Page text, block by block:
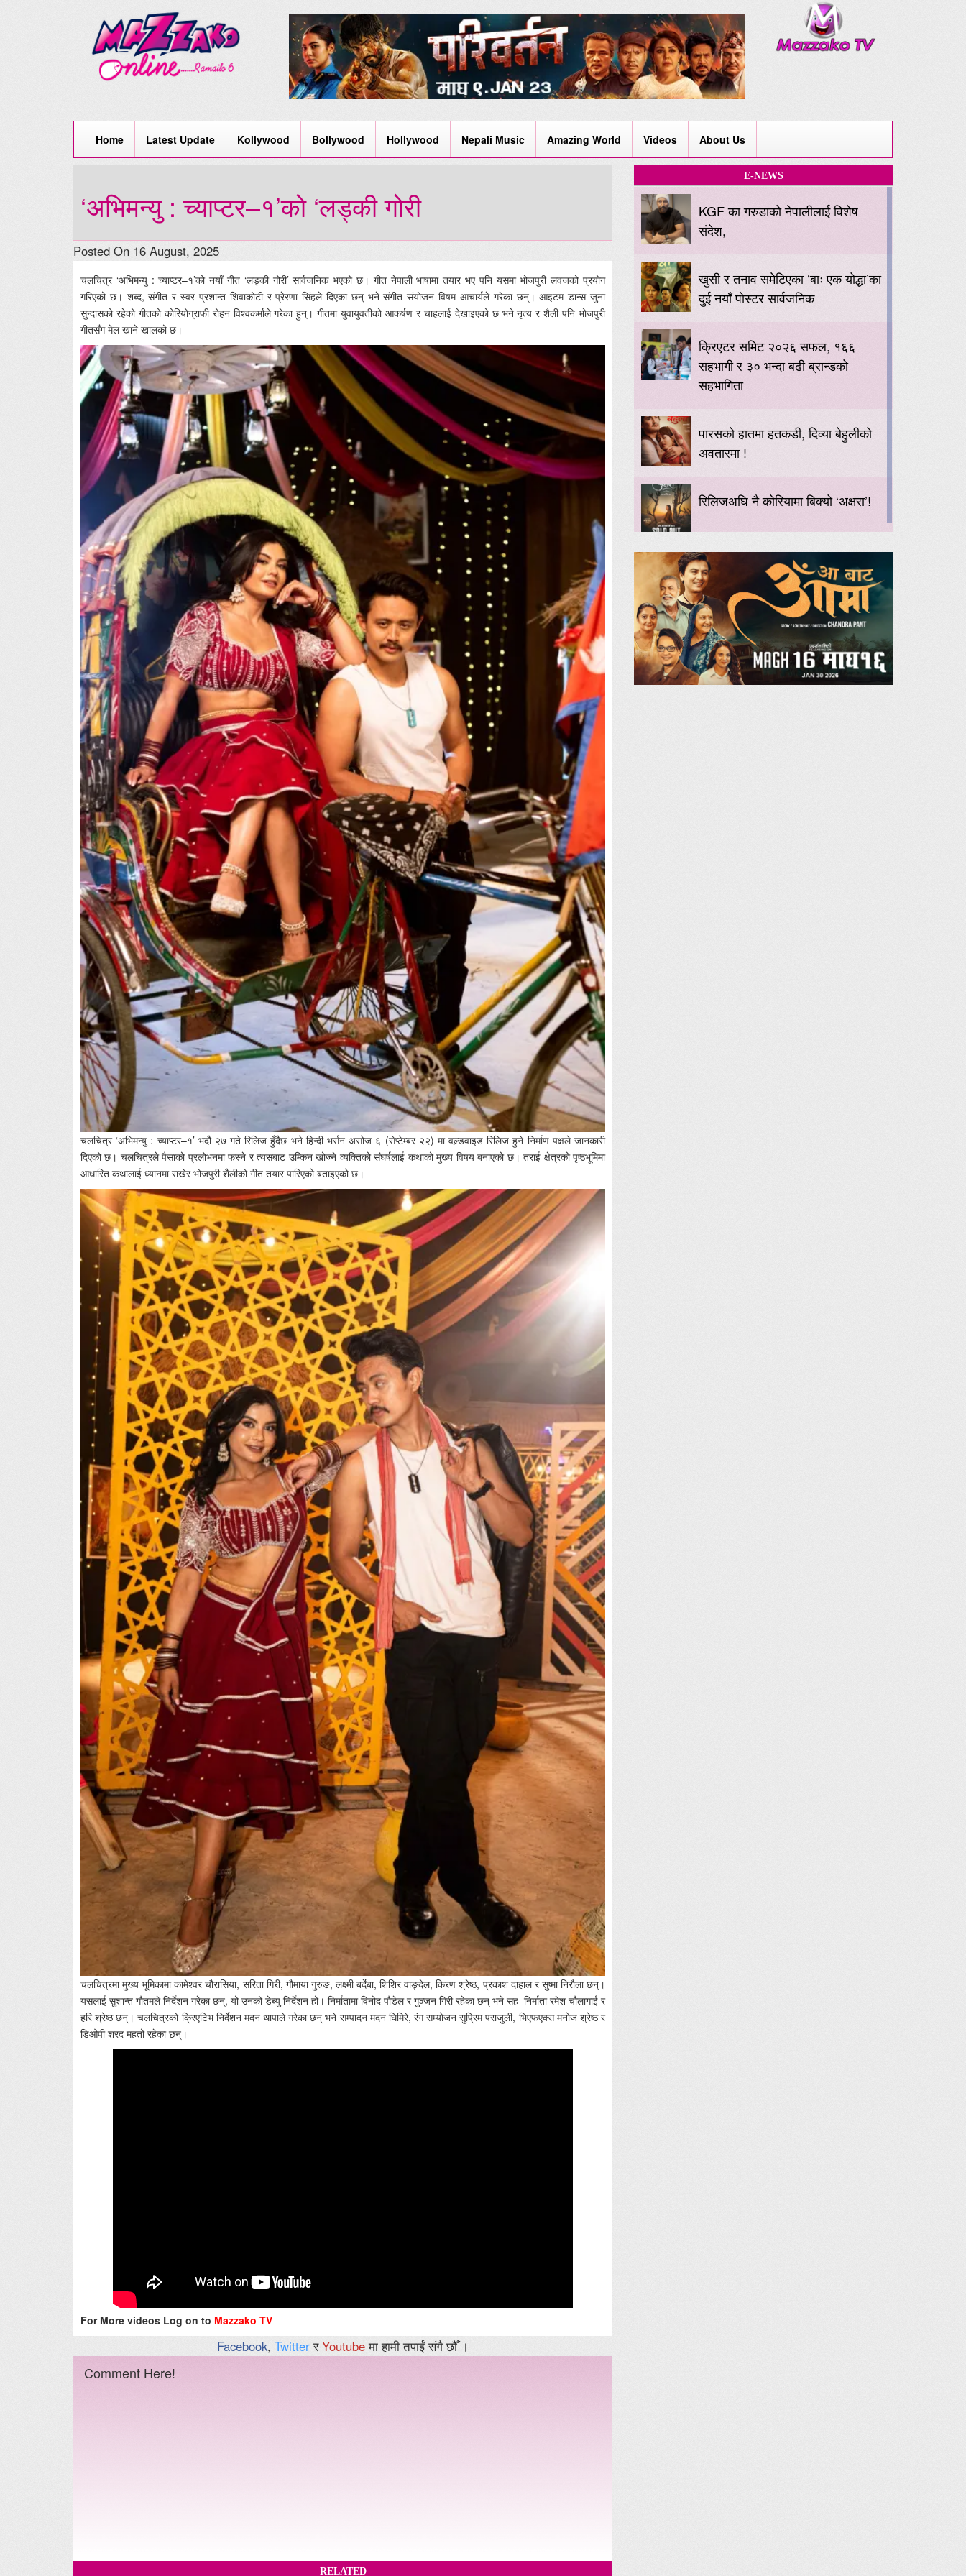
Home Latest Update Kollywood Bollywood Hollywood Nepali Music Amazing World Videos About Us
‘अभिमन्यु : च्याप्टर–१’को ‘लड्की गोरी
Posted On 16 August, 2025
चलचित्र ‘अभिमन्यु : च्याप्टर–१’को नयाँ गीत ‘लड्की गोरी’ सार्वजनिक भएको छ। गीत नेपाली भाषामा तयार भए पनि यसमा भोजपुरी लवजको प्रयोग
गरिएको छ। शब्द, संगीत र स्वर प्रशान्त शिवाकोटी र प्रेरणा सिंहले दिएका छन् भने संगीत संयोजन विषम आचार्यले गरेका छन्। आइटम डान्स जुना
सुन्दासको रहेको गीतको कोरियोग्राफी रोहन विश्वकर्माले गरेका हुन्। गीतमा युवायुवतीको आकर्षण र चाहलाई देखाइएको छ भने नृत्य र शैली पनि भोजपुरी
गीतसँग मेल खाने खालको छ।
चलचित्र ‘अभिमन्यु : च्याप्टर–१’ भदौ २७ गते रिलिज हुँदैछ भने हिन्दी भर्सन असोज ६ (सेप्टेम्बर २२) मा वल्र्डवाइड रिलिज हुने निर्माण पक्षले जानकारी
दिएको छ। चलचित्रले पैसाको प्रलोभनमा फस्ने र त्यसबाट उम्किन खोज्ने व्यक्तिको संघर्षलाई कथाको मुख्य विषय बनाएको छ। तराई क्षेत्रको पृष्ठभूमिमा
आधारित कथालाई ध्यानमा राखेर भोजपुरी शैलीको गीत तयार पारिएको बताइएको छ।
चलचित्रमा मुख्य भूमिकामा कामेश्वर चौरासिया, सरिता गिरी, गौमाया गुरुङ, लक्ष्मी बर्देबा, शिशिर वाङ्देल, किरण श्रेष्ठ, प्रकाश दाहाल र सुष्मा निरौला छन्।
यसलाई सुशान्त गौतमले निर्देशन गरेका छन्, यो उनको डेब्यु निर्देशन हो। निर्मातामा विनोद पौडेल र गुञ्जन गिरी रहेका छन् भने सह–निर्माता रमेश चौलागाई र
हरि श्रेष्ठ छन्। चलचित्रको क्रिएटिभ निर्देशन मदन थापाले गरेका छन् भने सम्पादन मदन घिमिरे, रंग सम्योजन सुप्रिम पराजुली, भिएफएक्स मनोज श्रेष्ठ र
डिओपी शरद महतो रहेका छन्।
For More videos Log on to Mazzako TV
Facebook, TwitterरYoutubeमा हामी तपाईं संगै छौँ ।
Comment Here!
RELATED
E-NEWS
KGF का गरुडाको नेपालीलाई विशेष
संदेश,
खुसी र तनाव समेटिएका ‘बाः एक योद्धा’का
दुई नयाँ पोस्टर सार्वजनिक
क्रिएटर समिट २०२६ सफल, १६६
सहभागी र ३० भन्दा बढी ब्रान्डको
सहभागिता
पारसको हातमा हतकडी, दिव्या बेहुलीको
अवतारमा !
रिलिजअघि नै कोरियामा बिक्यो ‘अक्षरा’!